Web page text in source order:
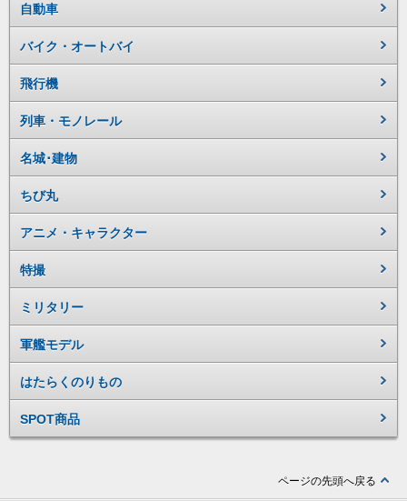
自動車
バイク・オートバイ
飛行機
列車・モノレール
名城･建物
ちび丸
アニメ・キャラクター
特撮
ミリタリー
軍艦モデル
はたらくのりもの
SPOT商品
ページの先頭へ戻る